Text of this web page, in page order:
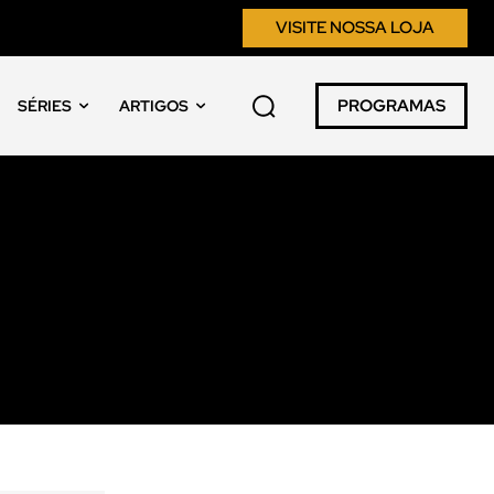
VISITE NOSSA LOJA
SÉRIES ARTIGOS PROGRAMAS